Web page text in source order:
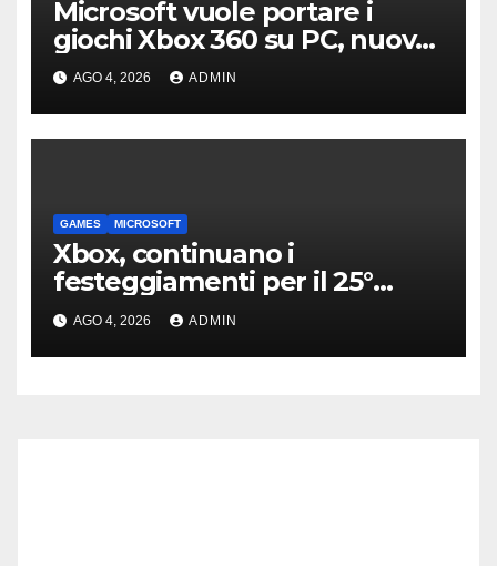
Microsoft vuole portare i
giochi Xbox 360 su PC, nuove
indiscrezioni
AGO 4, 2026 ADMIN
GAMES MICROSOFT
Xbox, continuano i
festeggiamenti per il 25°
anniversario: tutte le novità
AGO 4, 2026 ADMIN